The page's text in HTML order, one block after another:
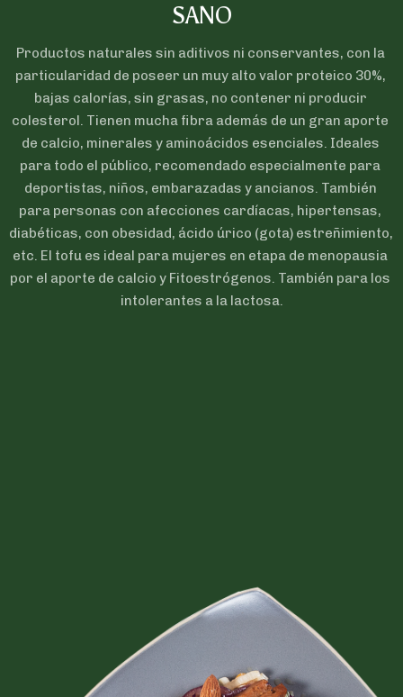
SANO
Productos naturales sin aditivos ni conservantes, con la
particularidad de poseer un muy alto valor proteico 30%,
bajas calorías, sin grasas, no contener ni producir
colesterol. Tienen mucha fibra además de un gran aporte
de calcio, minerales y aminoácidos esenciales. Ideales
para todo el público, recomendado especialmente para
deportistas, niños, embarazadas y ancianos. También
para personas con afecciones cardíacas, hipertensas,
diabéticas, con obesidad, ácido úrico (gota) estreñimiento,
etc. El tofu es ideal para mujeres en etapa de menopausia
por el aporte de calcio y Fitoestrógenos. También para los
intolerantes a la lactosa.